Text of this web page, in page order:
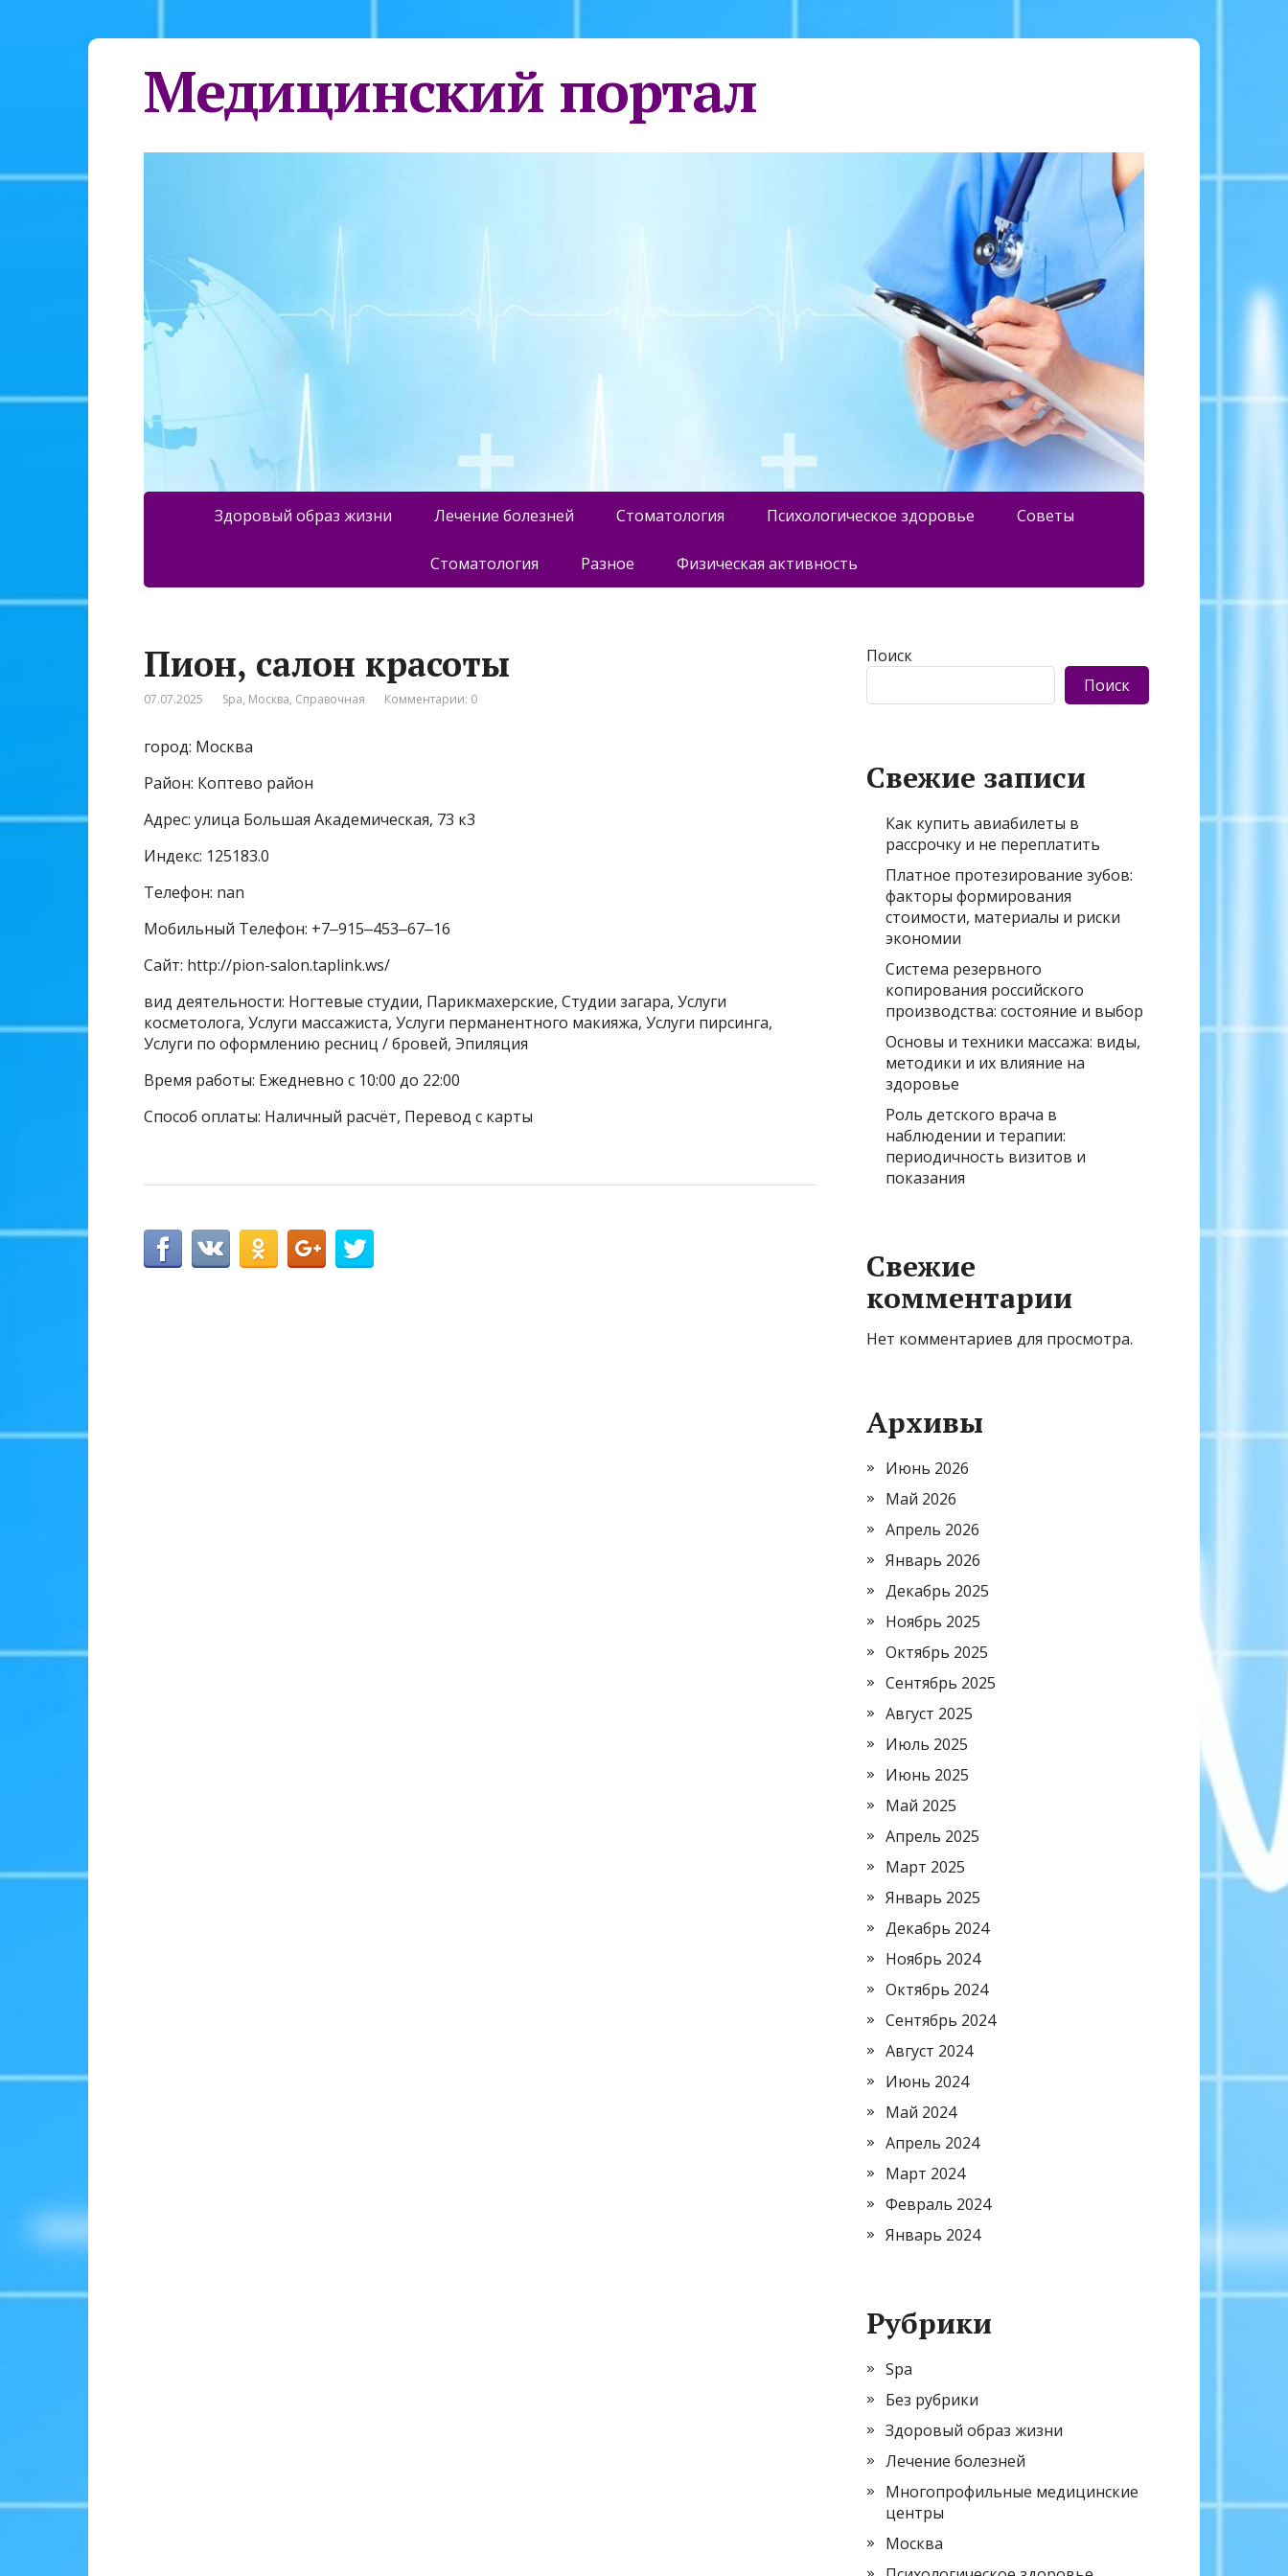
Медицинский портал
Здоровый образ жизни Лечение болезней Стоматология Психологическое здоровье Советы
Стоматология Разное Физическая активность
Пион, салон красоты
07.07.2025 Spa, Москва, Справочная Комментарии: 0
город: Москва
Район: Коптево район
Адрес: улица Большая Академическая, 73 к3
Индекс: 125183.0
Телефон: nan
Мобильный Телефон: +7‒915‒453‒67‒16
Сайт: http://pion-salon.taplink.ws/
вид деятельности: Ногтевые студии, Парикмахерские, Студии загара, Услуги
косметолога, Услуги массажиста, Услуги перманентного макияжа, Услуги пирсинга,
Услуги по оформлению ресниц / бровей, Эпиляция
Время работы: Ежедневно с 10:00 до 22:00
Способ оплаты: Наличный расчёт, Перевод с карты
Поиск
Поиск
Свежие записи
Как купить авиабилеты в
рассрочку и не переплатить
Платное протезирование зубов:
факторы формирования
стоимости, материалы и риски
экономии
Система резервного
копирования российского
производства: состояние и выбор
Основы и техники массажа: виды,
методики и их влияние на
здоровье
Роль детского врача в
наблюдении и терапии:
периодичность визитов и
показания
Свежие
комментарии
Нет комментариев для просмотра.
Архивы
Июнь 2026
Май 2026
Апрель 2026
Январь 2026
Декабрь 2025
Ноябрь 2025
Октябрь 2025
Сентябрь 2025
Август 2025
Июль 2025
Июнь 2025
Май 2025
Апрель 2025
Март 2025
Январь 2025
Декабрь 2024
Ноябрь 2024
Октябрь 2024
Сентябрь 2024
Август 2024
Июнь 2024
Май 2024
Апрель 2024
Март 2024
Февраль 2024
Январь 2024
Рубрики
Spa
Без рубрики
Здоровый образ жизни
Лечение болезней
Многопрофильные медицинские
центры
Москва